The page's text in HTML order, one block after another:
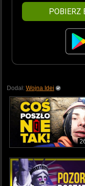
POBIERZ
Dodał: Wojna Idei